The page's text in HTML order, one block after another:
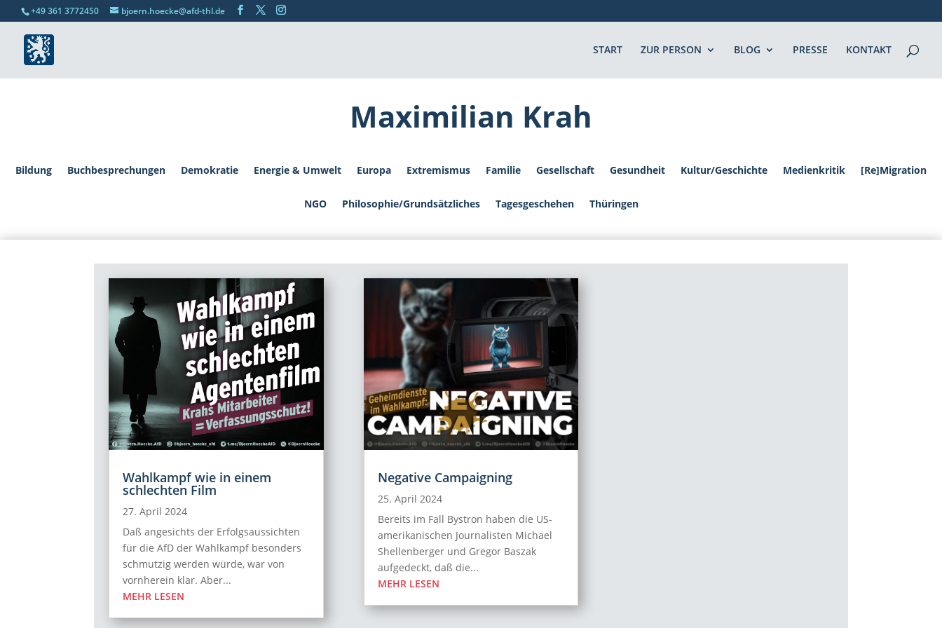
+49 361 3772450 bjoern.hoecke@afd-thl.de
START ZUR PERSON BLOG PRESSE KONTAKT
Maximilian Krah
Bildung Buchbesprechungen Demokratie Energie & Umwelt Europa Extremismus Familie Gesellschaft Gesundheit Kultur/Geschichte Medienkritik [Re]Migration
NGO Philosophie/Grundsätzliches Tagesgeschehen Thüringen
Wahlkampf wie in einem
schlechten Film
27. April 2024
Daß angesichts der Erfolgsaussichten
für die AfD der Wahlkampf besonders
schmutzig werden würde, war von
vornherein klar. Aber...
MEHR LESEN
Negative Campaigning
25. April 2024
Bereits im Fall Bystron haben die US-
amerikanischen Journalisten Michael
Shellenberger und Gregor Baszak
aufgedeckt, daß die...
MEHR LESEN